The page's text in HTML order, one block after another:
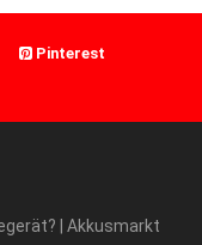
Pinterest
| Akkusmarkt